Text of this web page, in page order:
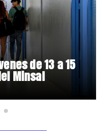
de 13 a 15
Minsal